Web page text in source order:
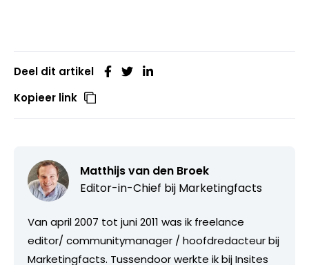
Deel dit artikel
Kopieer link
Matthijs van den Broek
Editor-in-Chief bij Marketingfacts
Van april 2007 tot juni 2011 was ik freelance
editor/ communitymanager / hoofdredacteur bij
Marketingfacts. Tussendoor werkte ik bij Insites